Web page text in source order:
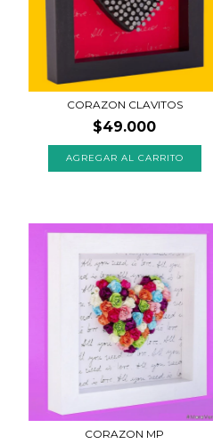
CORAZON CLAVITOS
$49.000
AGREGAR AL CARRITO
CORAZON MP